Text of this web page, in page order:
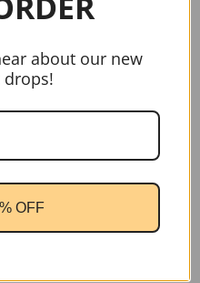
about our new
OFF